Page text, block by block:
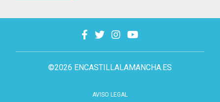
©2026 ENCASTILLALAMANCHA.ES
AVISO LEGAL